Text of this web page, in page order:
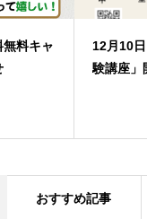
料キャ
12月10
験講座」
おすすめ記事